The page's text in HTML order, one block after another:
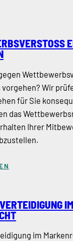
Wir
für Sie
das
Ihrer
IM
im